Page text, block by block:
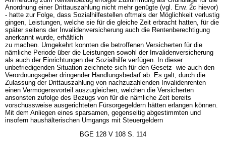
Anordnung einer Drittauszahlung nicht mehr genügte (vgl. Erw. 2c hievor)
- hatte zur Folge, dass Sozialhilfestellen oftmals der Möglichkeit verlustig
gingen, Leistungen, welche sie für die gleiche Zeit erbracht hatten, für die
später seitens der Invalidenversicherung auch die Rentenberechtigung
anerkannt wurde, erhältlich
zu machen. Umgekehrt konnten die betroffenen Versicherten für die
nämliche Periode über die Leistungen sowohl der Invalidenversicherung
als auch der Einrichtungen der Sozialhilfe verfügen. In dieser
unbefriedigenden Situation zeichnete sich für den Gesetz- wie auch den
Verordnungsgeber dringender Handlungsbedarf ab. Es galt, durch die
Zulassung der Drittauszahlung von nachzuzahlenden Invalidenrenten
einen Vermögensvorteil auszugleichen, welchen die Versicherten
ansonsten zufolge des Bezugs von für die nämliche Zeit bereits
vorschussweise ausgerichteten Fürsorgegeldern hätten erlangen können.
Mit dem Anliegen eines sparsamen, gegenseitig abgestimmten und
insofern haushälterischen Umgangs mit Steuergeldern
BGE 128 V 108 S. 114